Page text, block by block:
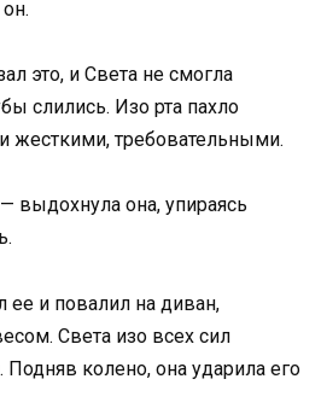
это, и Света не смогла
слились. Изо рта пахло
жесткими, требовательными.
выдохнула она, упираясь
ее и повалил на диван,
Света изо всех сил
Подняв колено, она ударила его